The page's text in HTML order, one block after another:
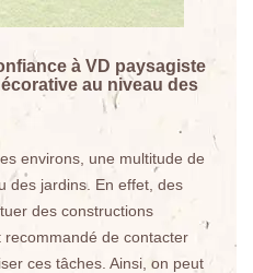
à VD paysagiste
au niveau des
environs, une multitude de
des jardins. En effet, des
des constructions
de contacter
ces tâches. Ainsi, on peut